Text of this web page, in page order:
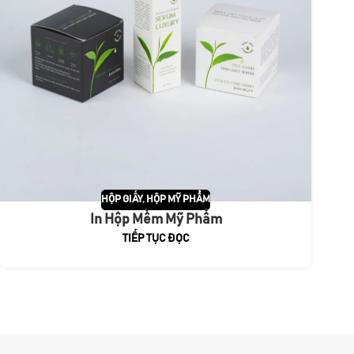
HỘP GIẤY, HỘP MỸ PHẨM
In Hộp Mềm Mỹ Phẩm
TIẾP TỤC ĐỌC